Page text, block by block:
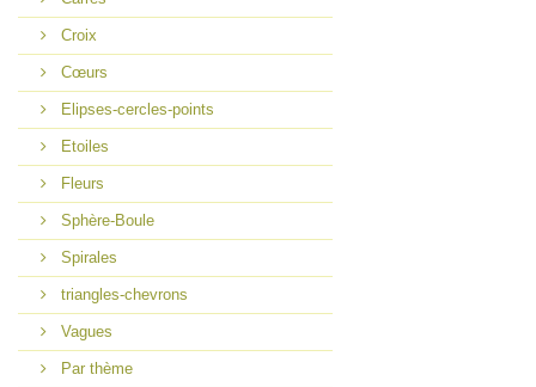
Croix
Cœurs
Elipses-cercles-points
Etoiles
Fleurs
Sphère-Boule
Spirales
triangles-chevrons
Vagues
Par thème